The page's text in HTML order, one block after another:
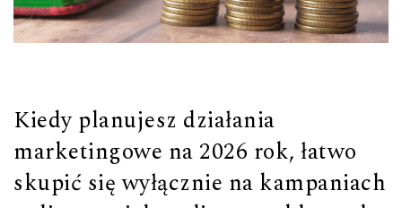
Kiedy planujesz działania
marketingowe na 2026 rok, łatwo
skupić się wyłącznie na kampaniach